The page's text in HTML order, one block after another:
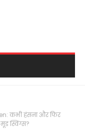
कभी हंसना और फिर
स्विंग्स?